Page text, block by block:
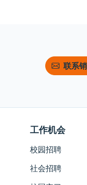
联系
工作机会
校园招聘
社会招聘